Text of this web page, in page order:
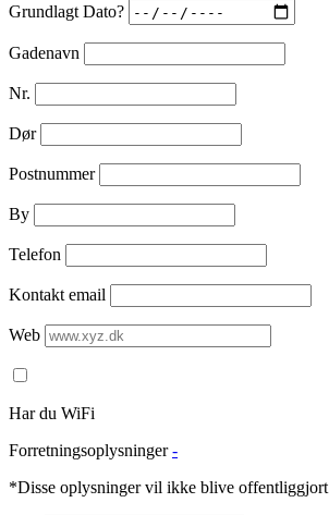
Grundlagt Dato?
Gadenavn
Nr.
Dør
Postnummer
By
Telefon
Kontakt email
Web
Har du WiFi
Forretningsoplysninger -
*Disse oplysninger vil ikke blive offentliggjort